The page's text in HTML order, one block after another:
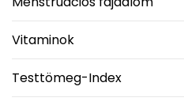
Vitaminok
Testtömeg-Index